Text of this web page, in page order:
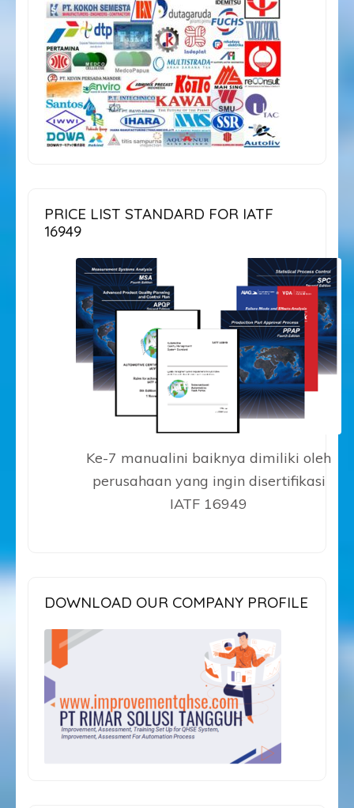
PRICE LIST STANDARD FOR IATF
16949
Ke-7 manualini baiknya dimiliki oleh
perusahaan yang ingin disertifikasi
IATF 16949
DOWNLOAD OUR COMPANY PROFILE